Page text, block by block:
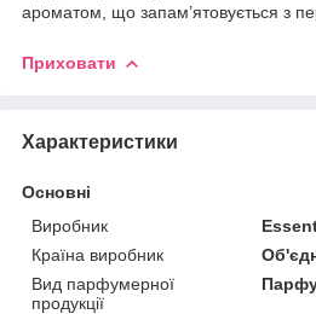
ароматом, що запам’ятовується з
Приховати
Характеристики
Основні
Виробник
Країна виробник
Вид парфумерної
продукції